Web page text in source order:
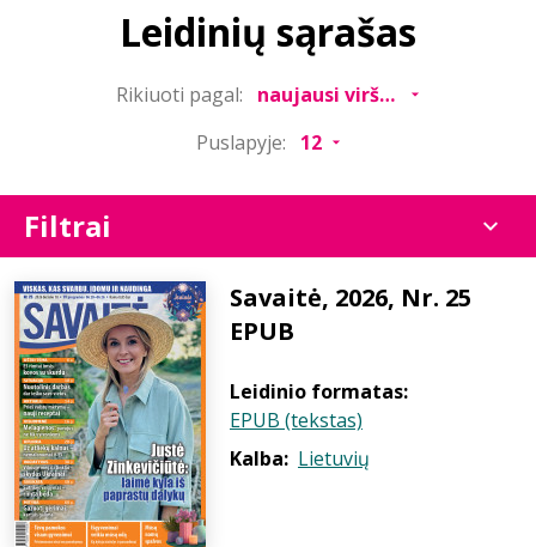
Leidinių sąrašas
Rikiuoti pagal:
Puslapyje:
Filtrai
Savaitė, 2026, Nr. 25
EPUB
Leidinio formatas:
EPUB (tekstas)
Kalba: Lietuvių